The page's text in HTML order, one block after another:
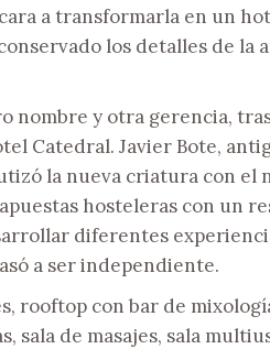
a transformarla en un
los detalles de
nombre y otra gerencia,
Catedral. Javier Bote,
la nueva criatura con el
hosteleras con un
diferentes
a ser independiente.
rooftop con bar de
sala de masajes, sala